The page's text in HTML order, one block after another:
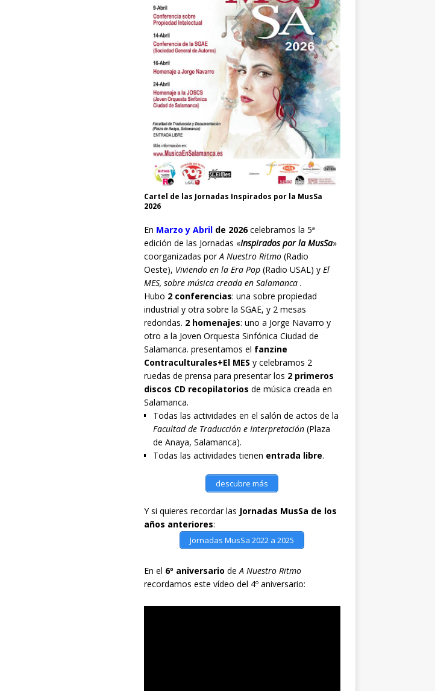
Cartel de las Jornadas Inspirados por la MusSa
2026
En Marzo y Abril de 2026celebramos la 5ª
edición de las Jornadas «Inspirados por la MusSa»
coorganizadas porA Nuestro Ritmo(Radio
Oeste), Viviendo en la Era Pop(Radio USAL) y El
MES, sobre música creada en Salamanca .
Hubo 2 conferencias: una sobre propiedad
industrial y otra sobre la SGAE, y 2 mesas
redondas. 2 homenajes: uno a Jorge Navarro y
otro a la Joven Orquesta Sinfónica Ciudad de
Salamanca. presentamos el fanzine
Contraculturales+El MES y celebramos 2
ruedas de prensa para presentar los 2 primeros
discos CD recopilatorios de música creada en
Salamanca.
Todas las actividades en el salón de actos de la
Facultad de Traducción e Interpretación(Plaza
de Anaya, Salamanca).
Todas las actividades tienen entrada libre.
descubre más
Y si quieres recordar las Jornadas MusSa de los
años anteriores:
Jornadas MusSa 2022 a 2025
En el 6º aniversario deA Nuestro Ritmo
recordamos este vídeo del 4º aniversario: